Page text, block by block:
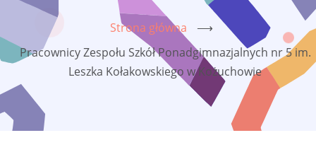
Strona główna
⟶
Pracownicy Zespołu Szkół Ponadgimnazjalnych nr 5 im.
Leszka Kołakowskiego w Kożuchowie